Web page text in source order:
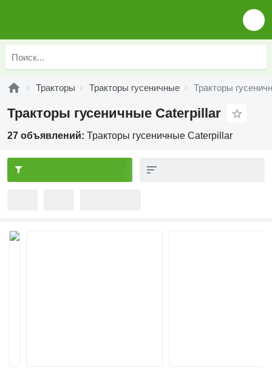
Тракторы Тракторы гусеничные Тракторы
Тракторы гусеничные Caterpillar
27 объявлений: Тракторы гусеничные Caterpillar